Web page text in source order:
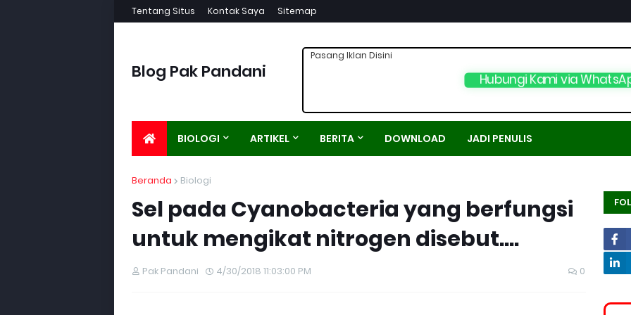
Tentang Situs Kontak Saya Sitemap
Blog Pak Pandani Hubungi Kami via
Pasang Iklan Disini
BIOLOGI ARTIKEL BERITA DOWNLOAD JADI PENULIS
Beranda Biologi
Sel pada Cyanobacteria yang berfungsi
untuk mengikat nitrogen disebut....
Pak Pandani 4/30/2018 11:03:00 PM 0